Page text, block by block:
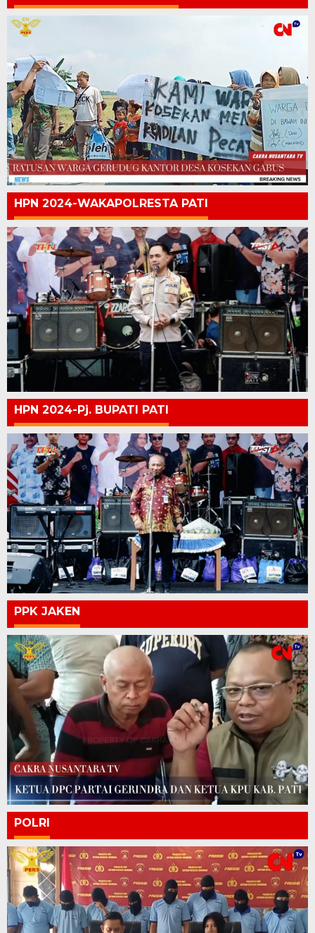
HPN 2024-WAKAPOLRESTA PATI
HPN 2024-Pj. BUPATI PATI
PPK JAKEN
POLRI